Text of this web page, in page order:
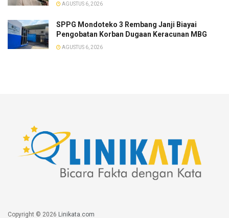
AGUSTUS 6, 2026
SPPG Mondoteko 3 Rembang Janji Biayai
Pengobatan Korban Dugaan Keracunan MBG
AGUSTUS 6, 2026
Copyright © 2026 Linikata.com